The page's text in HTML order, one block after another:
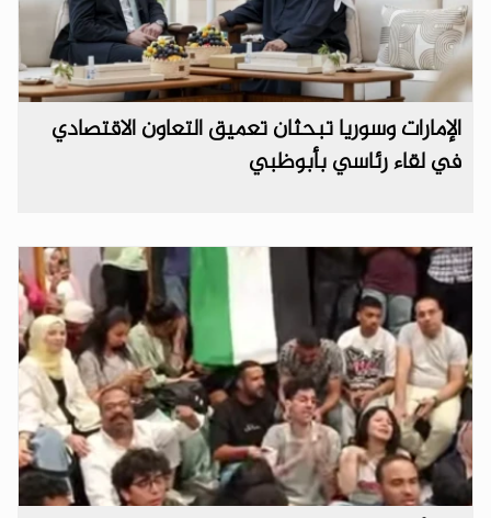
الإمارات وسوريا تبحثان تعميق التعاون الاقتصادي
في لقاء رئاسي بأبوظبي